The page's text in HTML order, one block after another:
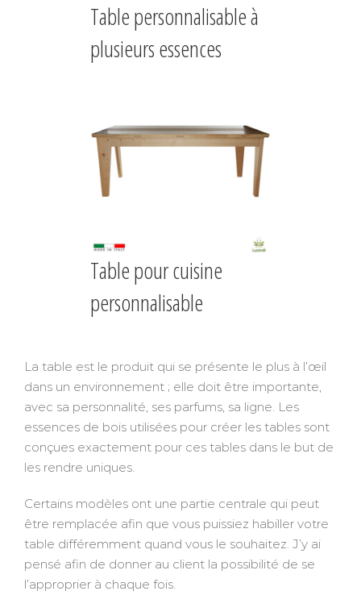
Table personnalisable à
plusieurs essences
Table pour cuisine
personnalisable
La table est le produit qui se présente le plus à l’œil
dans un environnement ; elle doit être importante,
avec sa personnalité, ses parfums, sa ligne. Les
essences de bois utilisées pour créer les tables sont
conçues exactement pour ces tables dans le but de
les rendre uniques.
Certains modèles ont une partie centrale qui peut
être remplacée afin que vous puissiez habiller votre
table différemment quand vous le souhaitez. J’y ai
pensé afin de donner au client la possibilité de se
l’approprier à chaque fois.